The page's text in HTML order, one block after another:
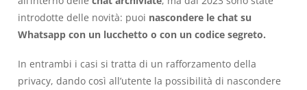
introdotte delle novità: puoi nascondere le chat su
Whatsapp con un lucchetto o con un codice segreto.
In entrambi i casi si tratta di un rafforzamento della
privacy, dando così all’utente la possibilità di nascondere